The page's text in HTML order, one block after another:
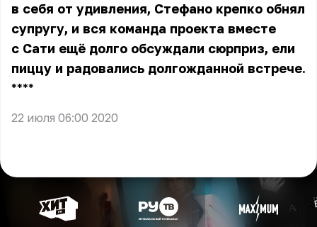
в себя от удивления, Стефано крепко обнял
супругу, и вся команда проекта вместе
с Сати ещё долго обсуждали сюрприз, ели
пиццу и радовались долгожданной встрече.
** **
22 июля 06:00 2020